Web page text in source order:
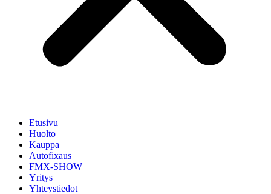
Etusivu
Huolto
Kauppa
Autofixaus
FMX-SHOW
Yritys
Yhteystiedot